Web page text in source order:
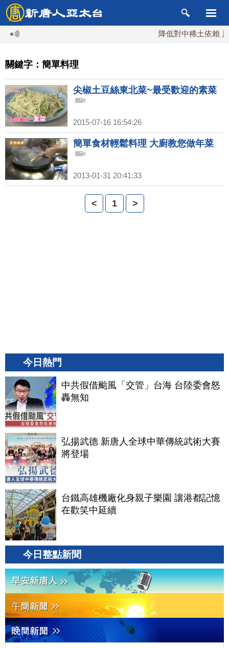
降低對中稀土依賴 川
關鍵字：簡單料理
尖椒土豆絲東北菜~最受歡迎的素菜
2015-07-16 16:54:26
簡單食材輕鬆料理 大廚教您做年菜
2013-01-31 20:41:33
< 1 >
今日熱門
中共假借颱風「交管」台海 台陸委會怒
轟無知
弘揚武德 新唐人全球中華傳統武術大賽
將登場
台鐵高雄機廠化身親子樂園 讓港都記憶
在歡笑中延續
今日整點新聞